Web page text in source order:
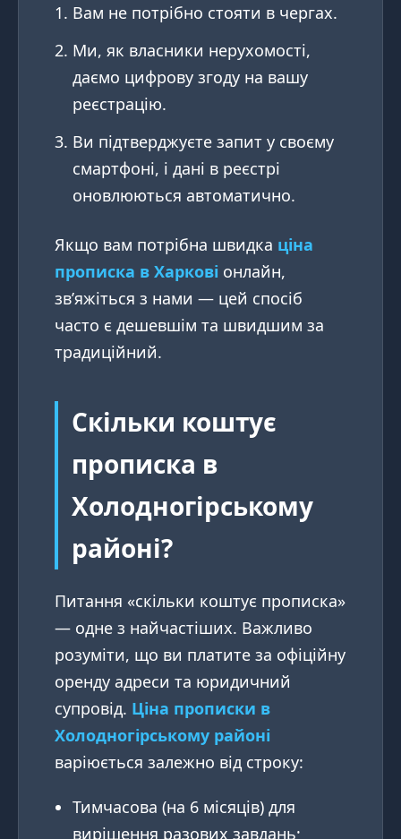
Вам не потрібно стояти в чергах.
Ми, як власники нерухомості,
даємо цифрову згоду на вашу
реєстрацію.
Ви підтверджуєте запит у своєму
смартфоні, і дані в реєстрі
оновлюються автоматично.
Якщо вам потрібна швидка ціна
прописка в Харкові онлайн,
зв’яжіться з нами — цей спосіб
часто є дешевшім та швидшим за
традиційний.
Скільки коштує
прописка в
Холодногірському
районі?
Питання «скільки коштує прописка»
— одне з найчастіших. Важливо
розуміти, що ви платите за офіційну
оренду адреси та юридичний
супровід. Ціна прописки в
Холодногірському районі
варіюється залежно від строку:
Тимчасова (на 6 місяців) для
вирішення разових завдань;